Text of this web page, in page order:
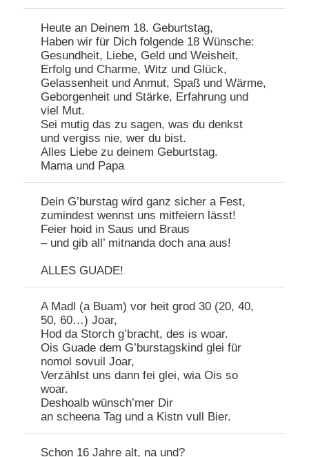
Heute an Deinem 18. Geburtstag,
Haben wir für Dich folgende 18 Wünsche:
Gesundheit, Liebe, Geld und Weisheit,
Erfolg und Charme, Witz und Glück,
Gelassenheit und Anmut, Spaß und Wärme,
Geborgenheit und Stärke, Erfahrung und
viel Mut.
Sei mutig das zu sagen, was du denkst
und vergiss nie, wer du bist.
Alles Liebe zu deinem Geburtstag.
Mama und Papa
Dein G’burstag wird ganz sicher a Fest,
zumindest wennst uns mitfeiern lässt!
Feier hoid in Saus und Braus
– und gib all’ mitnanda doch ana aus!
ALLES GUADE!
A Madl (a Buam) vor heit grod 30 (20, 40,
50, 60…) Joar,
Hod da Storch g’bracht, des is woar.
Ois Guade dem G’burstagskind glei für
nomol sovuil Joar,
Verzählst uns dann fei glei, wia Ois so
woar.
Deshoalb wünsch’mer Dir
an scheena Tag und a Kistn vull Bier.
Schon 16 Jahre alt, na und?